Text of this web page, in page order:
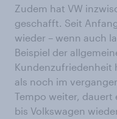
Zudem hat VW
geschafft. Seit
wieder – wenn auch
Beispiel der
Kundenzufriedenheit
als noch im
Tempo weiter, dauert
bis Volkswagen